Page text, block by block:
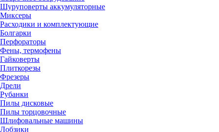
Шуруповерты аккумуляторные
Миксеры
Расходики и комплектующие
Болгарки
Перфораторы
Фены, термофены
Гайковерты
Плиткорезы
Фрезеры
Дрели
Рубанки
Пилы дисковые
Пилы торцовочные
Шлифовальные машины
Лобзики